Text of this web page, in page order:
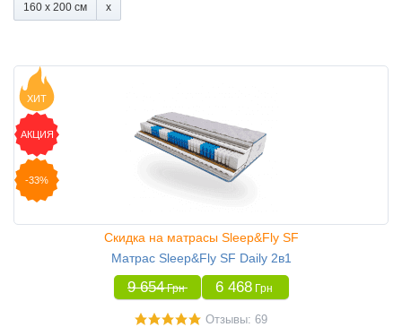
160 x 200 см
ХИТ
АКЦИЯ
-33%
Скидка на матрасы Sleep&Fly SF
Матрас Sleep&Fly SF Daily 2в1
9 654 Грн 6 468 Грн
Отзывы: 69